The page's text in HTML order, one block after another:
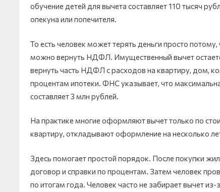
обучение детей для вычета составляет 110 тысяч
опекуна или попечителя.
То есть человек может терять деньги просто
можно вернуть НДФЛ. Имущественный вычет
вернуть часть НДФЛ с расходов на квартиру, дом,
процентам ипотеки. ФНС указывает, что
составляет 3 млн рублей.
На практике многие оформляют вычет только по
квартиру, откладывают оформление на несколько
Здесь помогает простой порядок. После покупки
договор и справки по процентам. Затем человек
по итогам года. Человек часто не забирает вычет